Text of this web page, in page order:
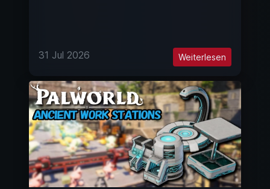
31 Jul 2026 Weiterlesen